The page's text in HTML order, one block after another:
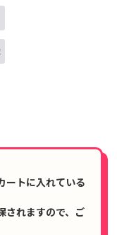
ートに入れている
されますので、ご